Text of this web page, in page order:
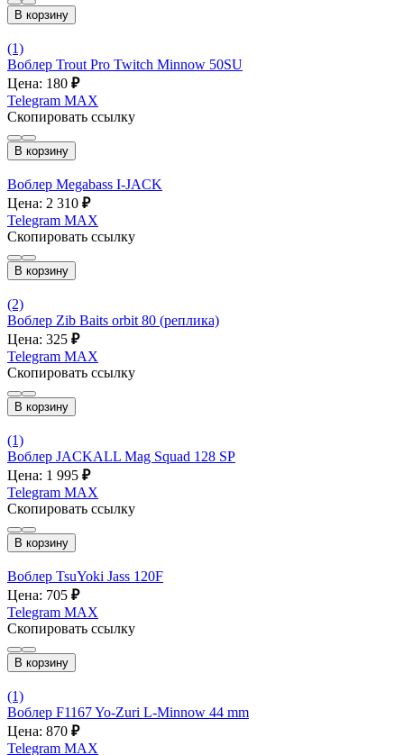
В корзину
(1)
Воблер Trout Pro Twitch Minnow 50SU
Цена: 180 ₽
Telegram MAX
Скопировать ссылку
В корзину
Воблер Megabass I-JACK
Цена: 2 310 ₽
Telegram MAX
Скопировать ссылку
В корзину
(2)
Воблер Zib Baits orbit 80 (реплика)
Цена: 325 ₽
Telegram MAX
Скопировать ссылку
В корзину
(1)
Воблер JACKALL Mag Squad 128 SP
Цена: 1 995 ₽
Telegram MAX
Скопировать ссылку
В корзину
Воблер TsuYoki Jass 120F
Цена: 705 ₽
Telegram MAX
Скопировать ссылку
В корзину
(1)
Воблер F1167 Yo-Zuri L-Minnow 44 mm
Цена: 870 ₽
Telegram MAX